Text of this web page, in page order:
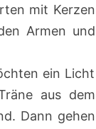
mit Kerzen
Armen und
ein Licht
aus dem
Dann gehen